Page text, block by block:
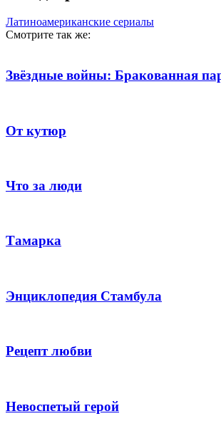
Латиноамериканские сериалы
Смотрите так же:
Звёздные войны: Бракованная
От кутюр
Что за люди
Тамарка
Энциклопедия Стамбула
Рецепт любви
Невоспетый герой